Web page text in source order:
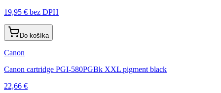
19,95 € bez DPH
Do košíka
Canon
Canon cartridge PGI-580PGBk XXL pigment black
22,66 €